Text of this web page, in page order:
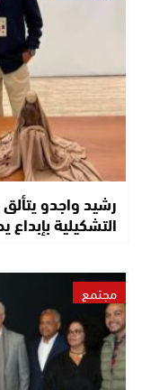
رشيد واجدو
التشكيلية
مجتمع